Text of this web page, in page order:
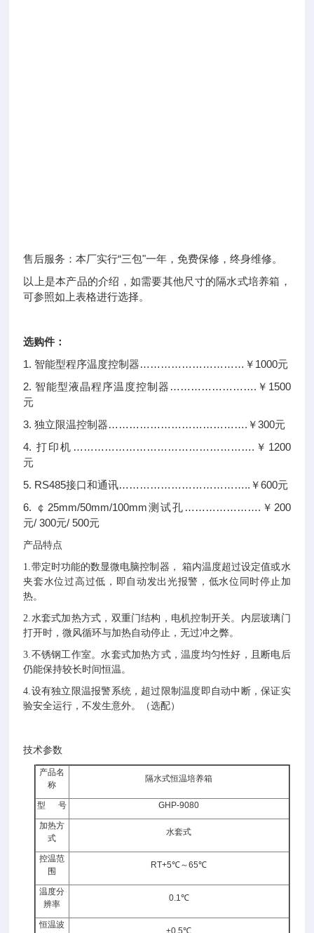
售后服务：本厂实行“三包"一年，免费保修，终身维修。
以上是本产品的介绍，如需要其他尺寸的隔水式培养箱，
可参照如上表格进行选择。
选购件 ：
1. 智能型程序温度控制器…………………………￥1000元
2. 智能型液晶程序温度控制器…………………….￥1500
元
3. 独立限温控制器………………………………….￥300元
4. 打印机…………………………………………….￥1200
元
5. RS485接口和通讯………………………………..￥600元
6. ￠25mm/50mm/100mm测试孔………………….￥200
元/ 300元/ 500元
产品特点
1.带定时功能的数显微电脑控制器， 箱内温度超过设定值或水
夹套水位过高过低，即自动发出光报警，低水位同时停止加
热。
2.水套式加热方式，双重门结构，电机控制开关。内层玻璃门
打开时，微风循环与加热自动停止，无过冲之弊。
3.不锈钢工作室。水套式加热方式，温度均匀性好，且断电后
仍能保持较长时间恒温。
4.设有独立限温报警系统，超过限制温度即自动中断，保证实
验安全运行，不发生意外。（选配）
技术参数
产品名
称
隔水式恒温培养箱
型 号 GHP-9080
加热方
式
水套式
控温范
围
RT+5℃～65℃
温度分
辨率
0.1℃
恒温波
±0.5℃